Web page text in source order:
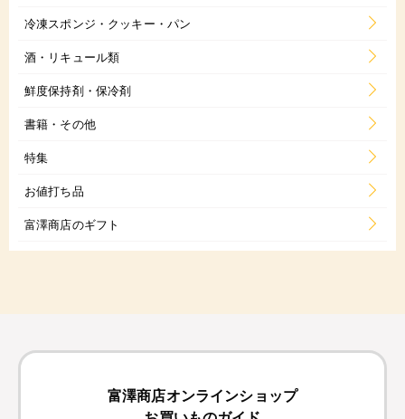
冷凍スポンジ・クッキー・パン
酒・リキュール類
鮮度保持剤・保冷剤
書籍・その他
特集
お値打ち品
富澤商店のギフト
富澤商店オンラインショップ